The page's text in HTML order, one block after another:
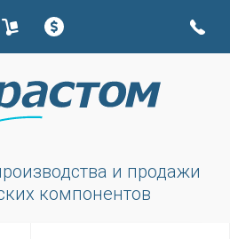
и продажи
компонентов